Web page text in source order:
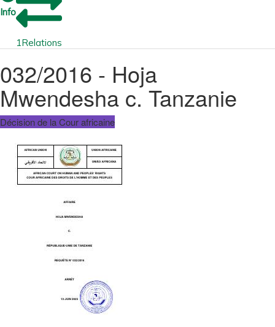
Info
1Relations
032/2016 - Hoja
Mwendesha c. Tanzanie
Décision de la Cour africaine